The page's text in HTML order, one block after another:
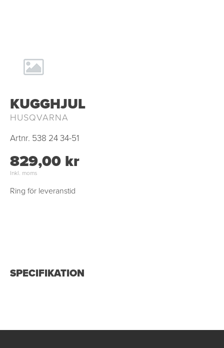
KUGGHJUL
HUSQVARNA
Artnr. 538 24 34-51
829,00 kr
Inkl. moms
Ring för leveranstid
SPECIFIKATION